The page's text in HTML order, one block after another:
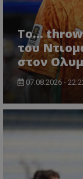
Το...
του
στον
07.08.2026 -